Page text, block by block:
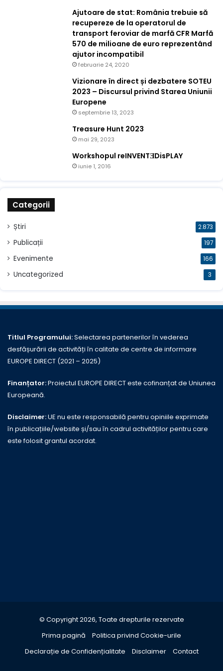
Ajutoare de stat: România trebuie să
recupereze de la operatorul de
transport feroviar de marfă CFR Marfă
570 de milioane de euro reprezentând
ajutor incompatibil
februarie 24, 2020
Vizionare în direct și dezbatere SOTEU
2023 – Discursul privind Starea Uniunii
Europene
septembrie 13, 2023
Treasure Hunt 2023
mai 29, 2023
Workshopul reINVENTƎDisPLAY
iunie 1, 2016
Categorii
Știri 2.873
Publicații 197
Evenimente 166
Uncategorized 3
Titlul Programului:Selectarea partenerilor în vederea
desfășurării de activități în calitate de centre de informare
EUROPE DIRECT (2021 – 2025)
Finanțator:Proiectul EUROPE DIRECT este cofinanțat de Uniunea
Europeană.
Disclaimer:UE nu este responsabilă pentru opiniile exprimate
în publicațiile/website și/sau în cadrul activităților pentru care
este folosit grantul acordat.
© Copyright 2026, Toate drepturile rezervate
Prima pagină
Politica privind Cookie-urile
Declarație de Confidențialitate
Disclaimer Contact